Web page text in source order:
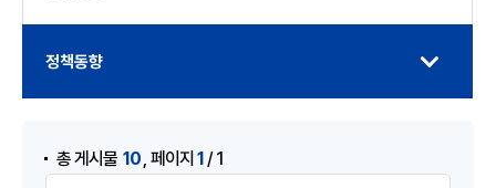
정책동향
총 게시물 10 ,페이지1/ 1